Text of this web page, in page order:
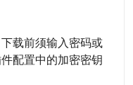
载前须输入密码或
配置中的加密密钥